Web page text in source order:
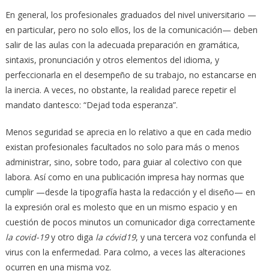
En general, los profesionales graduados del nivel universitario —
en particular, pero no solo ellos, los de la comunicación— deben
salir de las aulas con la adecuada preparación en gramática,
sintaxis, pronunciación y otros elementos del idioma, y
perfeccionarla en el desempeño de su trabajo, no estancarse en
la inercia. A veces, no obstante, la realidad parece repetir el
mandato dantesco: “Dejad toda esperanza”.
Menos seguridad se aprecia en lo relativo a que en cada medio
existan profesionales facultados no solo para más o menos
administrar, sino, sobre todo, para guiar al colectivo con que
labora. Así como en una publicación impresa hay normas que
cumplir —desde la tipografía hasta la redacción y el diseño— en
la expresión oral es molesto que en un mismo espacio y en
cuestión de pocos minutos un comunicador diga correctamente
la covid-19y otro diga la cóvid19, y una tercera voz confunda el
virus con la enfermedad. Para colmo, a veces las alteraciones
ocurren en una misma voz.